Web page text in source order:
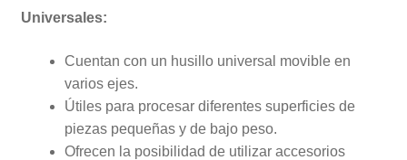
Universales:
Cuentan con un husillo universal movible en
varios ejes.
Útiles para procesar diferentes superficies de
piezas pequeñas y de bajo peso.
Ofrecen la posibilidad de utilizar accesorios